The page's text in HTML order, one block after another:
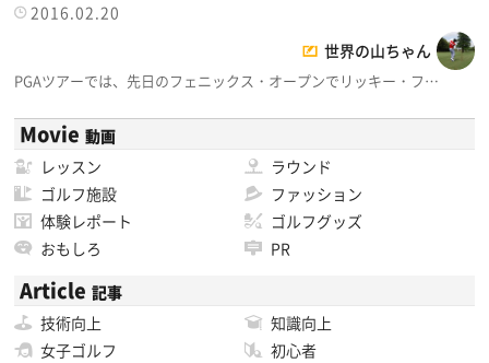
2016.02.20
世界の山ちゃん
PGAツアーでは、先日のフェニックス・オープンでリッキー・フ…
Movie 動画
レッスン
ラウンド
ゴルフ施設
ファッション
体験レポート
ゴルフグッズ
おもしろ
PR
Article 記事
技術向上
知識向上
女子ゴルフ
初心者